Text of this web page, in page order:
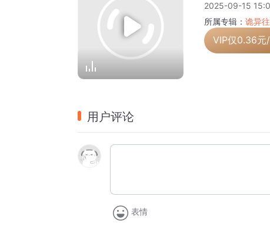
2025-09-15
所属专辑： 诡异
VIP仅0.36元
用户评论
表情